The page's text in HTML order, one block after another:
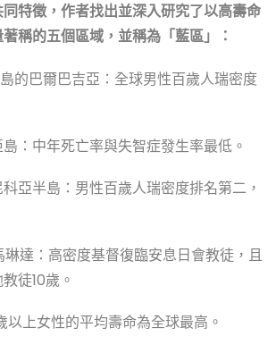
特徵，作者找出並深入研究了以高壽命
稱的五個區域，並稱為「藍區」：
的巴爾巴吉亞：全球男性百歲人瑞密度
：中年死亡率與失智症發生率最低。
亞半島：男性百歲人瑞密度排名第二，
達：高密度基督復臨安息日會教徒，且
徒10歲。
以上女性的平均壽命為全球最高。